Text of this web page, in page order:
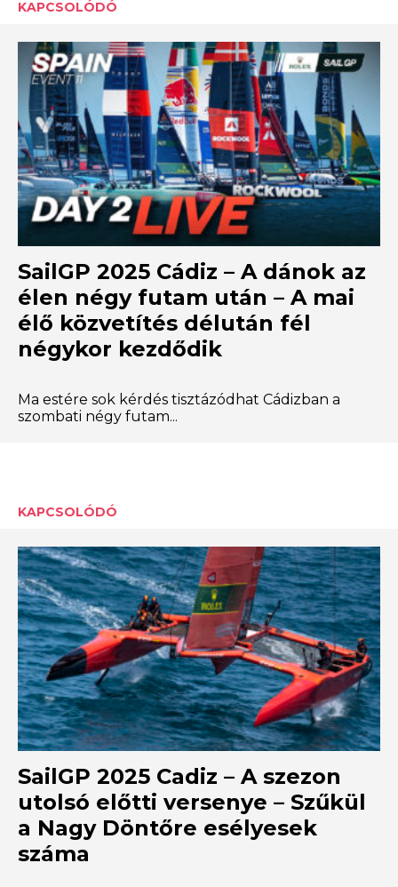
KAPCSOLÓDÓ
SailGP 2025 Cádiz – A dánok az
élen négy futam után – A mai
élő közvetítés délután fél
négykor kezdődik
Ma estére sok kérdés tisztázódhat Cádizban a
szombati négy futam...
KAPCSOLÓDÓ
SailGP 2025 Cadiz – A szezon
utolsó előtti versenye – Szűkül
a Nagy Döntőre esélyesek
száma